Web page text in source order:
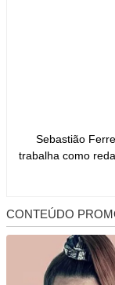
Sebastião
trabalha como